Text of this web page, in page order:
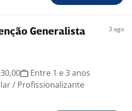
Generalista 3 ago
Entre 1 e 3 anos
/ Profissionalizante